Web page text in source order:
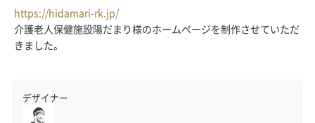
https://hidamari-rk.jp/
介護老人保健施設陽だまり様のホームページを制作させていただ
きました。
デザイナー